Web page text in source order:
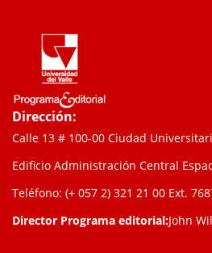
Dirección:
Calle 13 # 100-00 Ciudad
Edificio Administración Central
Teléfono: (+ 057 2) 321 21 00 Ext.
Director Programa editorial:John